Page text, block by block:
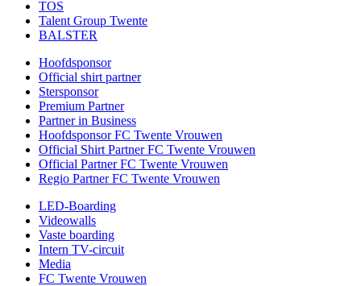
TOS
Talent Group Twente
BALSTER
Hoofdsponsor
Official shirt partner
Stersponsor
Premium Partner
Partner in Business
Hoofdsponsor FC Twente Vrouwen
Official Shirt Partner FC Twente Vrouwen
Official Partner FC Twente Vrouwen
Regio Partner FC Twente Vrouwen
LED-Boarding
Videowalls
Vaste boarding
Intern TV-circuit
Media
FC Twente Vrouwen